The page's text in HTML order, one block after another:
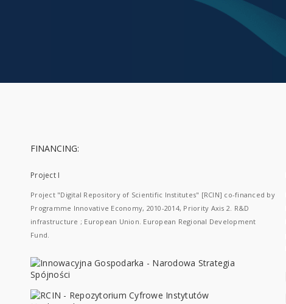
FINANCING:
Project I
Project "Digital Repository of Scientific Institutes" [RCIN] co-financed by
Programme Innovative Economy, 2010-2014, Priority Axis 2. R&D
infrastructure ; European Union. European Regional Development
Fund.